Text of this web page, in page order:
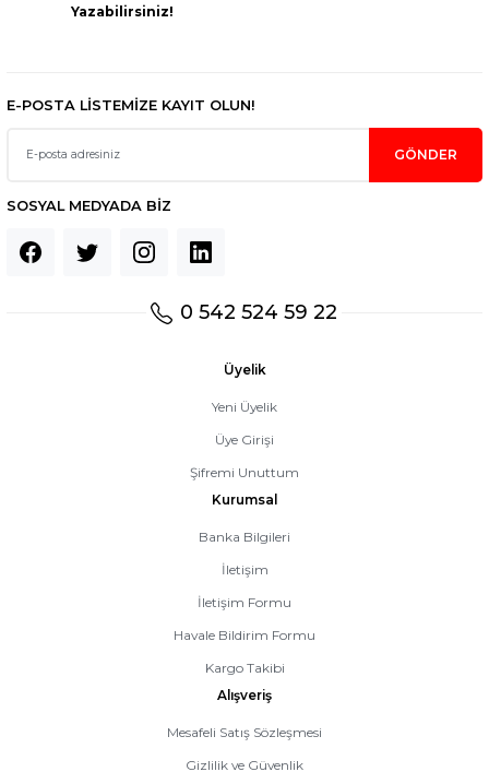
Yazabilirsiniz!
E-POSTA LİSTEMİZE KAYIT OLUN!
GÖNDER
SOSYAL MEDYADA BİZ
0 542 524 59 22
Üyelik
Yeni Üyelik
Üye Girişi
Şifremi Unuttum
Kurumsal
Banka Bilgileri
İletişim
İletişim Formu
Havale Bildirim Formu
Kargo Takibi
Alışveriş
Mesafeli Satış Sözleşmesi
Gizlilik ve Güvenlik